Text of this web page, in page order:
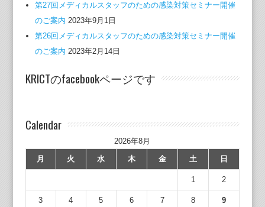
第27回メディカルスタッフのための感染対策セミナー開催
のご案内 2023年9月1日
第26回メディカルスタッフのための感染対策セミナー開催
のご案内 2023年2月14日
KRICTのfacebookページです
Calendar
2026年8月
月
火 水 木 金 土 日
1 2
3 4 5 6 7 8 9